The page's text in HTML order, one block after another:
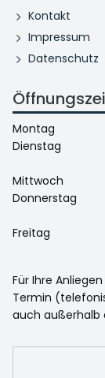
Kontakt
Impressum
Datenschutz
Montag
Dienstag
Mittwoch
Donnerstag
Freitag
Für Ihre
Termin
auch außerhalb